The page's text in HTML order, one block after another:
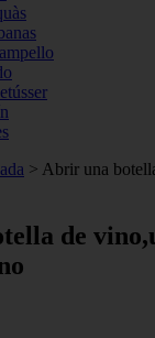
> Abrir una
de